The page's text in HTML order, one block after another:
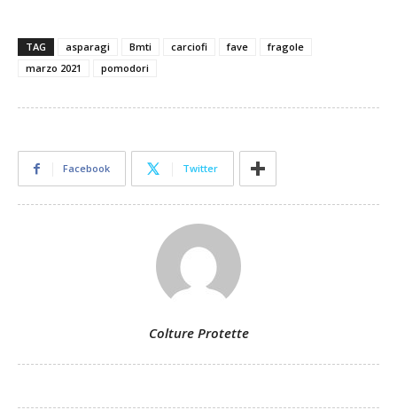
TAG asparagi Bmti carciofi fave
fragole
marzo 2021
pomodori
Facebook Twitter
Colture Protette